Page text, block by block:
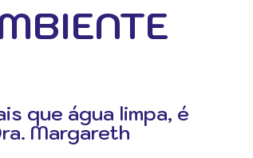
que água limpa, é
Margareth